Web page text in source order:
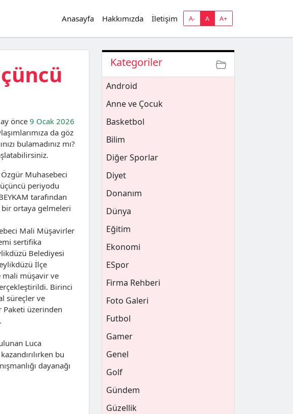
Anasayfa Hakkımızda İletişim A- A A+
önce9 Ocak 2026
da göz
bulamadınız mı?
Muhasebeci
periyodu
tarafından
bir ortaya gelmeleri
Mali Müşavirler
sertifika
Belediyesi
İlçe
mali müşavir ve
Birinci
süreçler ve
Paketi üzerinden
Luca
bu
dayanağı
Kategoriler
Android
Anne ve Çocuk
Basketbol
Bilim
Diğer Sporlar
Diyet
Donanım
Dünya
Eğitim
Ekonomi
ESpor
Firma Rehberi
Foto Galeri
Futbol
Gamer
Genel
Golf
Gündem
Güzellik